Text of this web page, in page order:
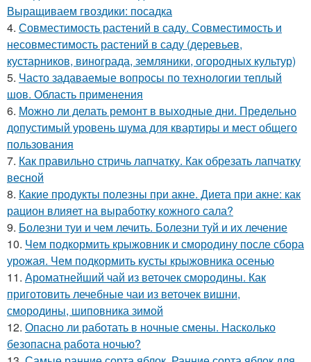
Выращиваем гвоздики: посадка
4. Совместимость растений в саду. Совместимость и
несовместимость растений в саду (деревьев,
кустарников, винограда, земляники, огородных культур)
5. Часто задаваемые вопросы по технологии теплый
шов. Область применения
6. Можно ли делать ремонт в выходные дни. Предельно
допустимый уровень шума для квартиры и мест общего
пользования
7. Как правильно стричь лапчатку. Как обрезать лапчатку
весной
8. Какие продукты полезны при акне. Диета при акне: как
рацион влияет на выработку кожного сала?
9. Болезни туи и чем лечить. Болезни туй и их лечение
10. Чем подкормить крыжовник и смородину после сбора
урожая. Чем подкормить кусты крыжовника осенью
11. Ароматнейший чай из веточек смородины. Как
приготовить лечебные чаи из веточек вишни,
смородины, шиповника зимой
12. Опасно ли работать в ночные смены. Насколько
безопасна работа ночью?